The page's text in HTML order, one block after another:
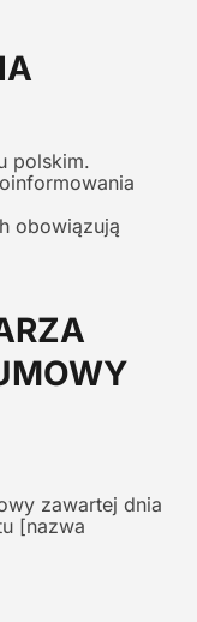
polskim.
obowiązują
zawartej dnia
[nazwa